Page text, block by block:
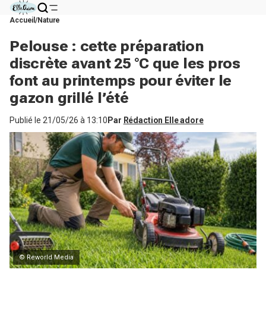
Accueil Nature
Pelouse : cette préparation
discrète avant 25 °C que les pros
font au printemps pour éviter le
gazon grillé l’été
Publié le 21/05/26 à 13:10 Par Rédaction Elle adore
© Reworld Media